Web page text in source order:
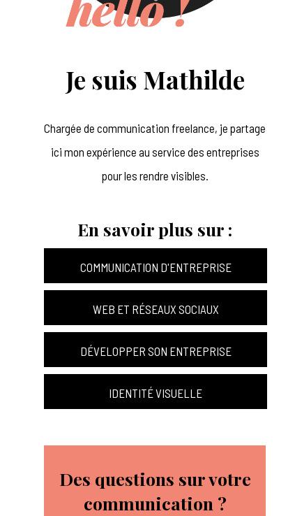
Je suis Mathilde
Chargée de communication freelance, je partage
ici mon expérience au service des entreprises
pour les rendre visibles.
En savoir plus sur :
COMMUNICATION D'ENTREPRISE
WEB ET RÉSEAUX SOCIAUX
DÉVELOPPER SON ENTREPRISE
IDENTITÉ VISUELLE
Des questions sur votre
communication ?